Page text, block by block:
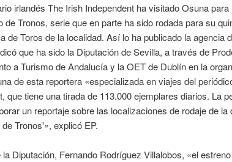
irlandés The Irish Independent ha visitado Osuna
de Tronos, serie que en parte ha sido rodada para su
de Toros de la localidad. Así lo ha publicado la agencia
que ha sido la Diputación de Sevilla, a través de
a Turismo de Andalucía y la OET de Dublín en la
de esta reportera «especializada en viajes del
que tiene una tirada de 113.000 ejemplares diarios. La
un reportaje sobre las localizaciones de rodaje de la
Tronos'», explicó EP.
Diputación, Fernando Rodríguez Villalobos, «el